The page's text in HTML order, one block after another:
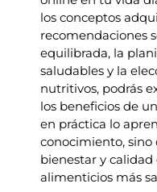
los conceptos
recomendaciones
equilibrada, la
saludables y la
nutritivos, podrás
los beneficios de
en práctica lo
conocimiento,
bienestar y
alimenticios más